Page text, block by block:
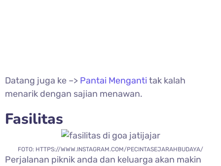
Datang juga ke –> Pantai Menganti tak kalah
menarik dengan sajian menawan.
Fasilitas
FOTO: HTTPS://WWW.INSTAGRAM.COM/PECINTASEJARAHBUDAYA/
Perjalanan piknik anda dan keluarga akan makin